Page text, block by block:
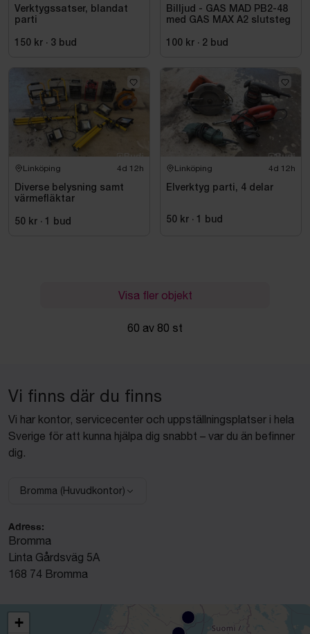
Verktygssatser, blandat
parti
150 kr · 3 bud
Billjud - GAS MAD PB2-48
med GAS MAX A2 slutsteg
100 kr · 2 bud
Linköping 4d 12h
Diverse belysning samt
värmefläktar
50 kr · 1 bud
Linköping 4d 12h
Elverktyg parti, 4 delar
50 kr · 1 bud
Visa fler objekt
60 av 80 st
Vi finns där du finns
Vi har kontor, servicecenter och uppställningsplatser i hela
Sverige för att kunna hjälpa dig snabbt – var du än befinner
dig.
Välj anläggning:
Bromma (Huvudkontor)
Adress:
Bromma
Linta Gårdsväg 5A
168 74 Bromma
+